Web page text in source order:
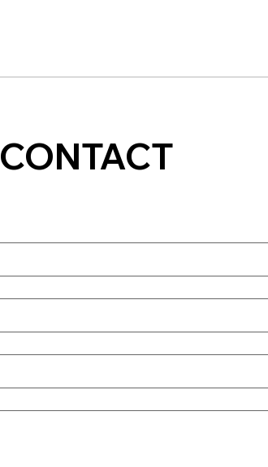
CONTACT